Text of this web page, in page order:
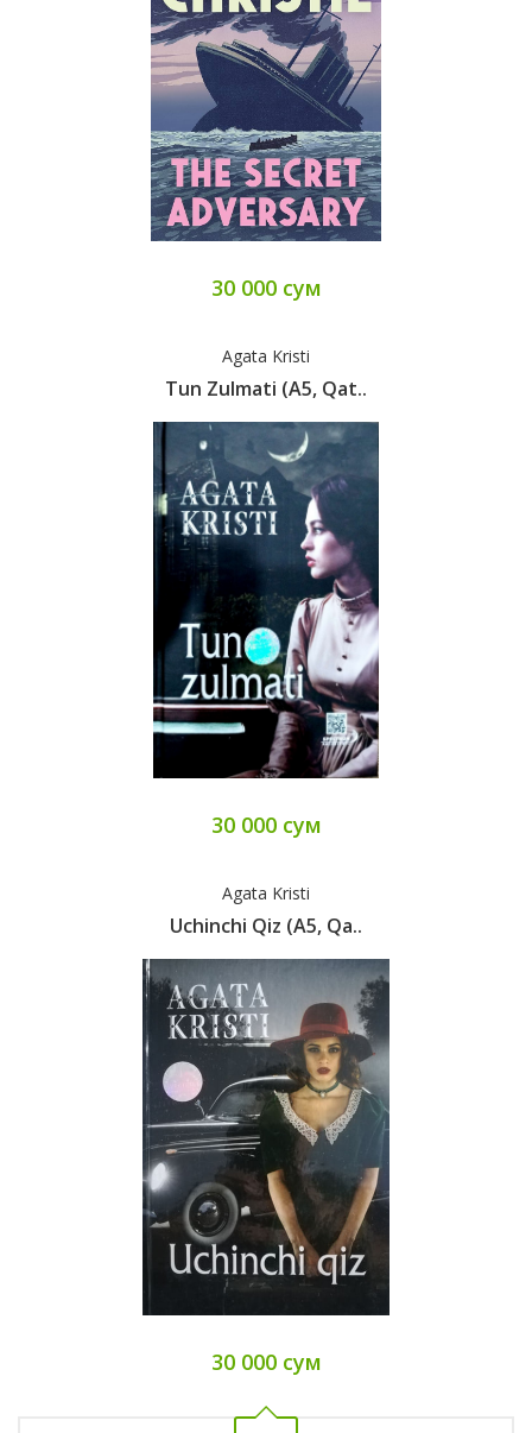
30 000 сум
Agata Kristi
Tun Zulmati (А5, Qat..
30 000 сум
Agata Kristi
Uchinchi Qiz (А5, Qa..
30 000 сум